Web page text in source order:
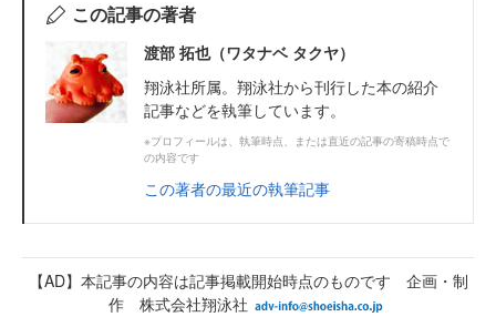
この記事の著者
渡部 拓也（ワタナベ タクヤ）
翔泳社所属。翔泳社から刊行した本の紹介
記事などを執筆しています。
※プロフィールは、執筆時点、または直近の記事の寄稿時点で
の内容です
この著者の最近の執筆記事
【AD】本記事の内容は記事掲載開始時点のものです 企画・制
作 株式会社翔泳社